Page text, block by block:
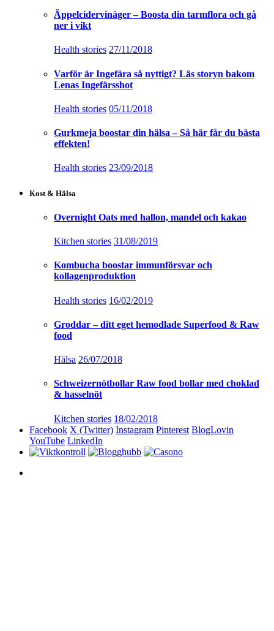
Äppelcidervinäger – Boosta din tarmflora och gå
ner i vikt
Health stories 27/11/2018
Varför är Ingefära så nyttigt? Läs storyn bakom
Lenas Ingefärsshot
Health stories 05/11/2018
Gurkmeja boostar din hälsa – Så här får du bästa
effekten!
Health stories 23/09/2018
Kost & Hälsa
Overnight Oats med hallon, mandel och kakao
Kitchen stories 31/08/2019
Kombucha boostar immunförsvar och
kollagenproduktion
Health stories 16/02/2019
Groddar – ditt eget hemodlade Superfood & Raw
food
Hälsa 26/07/2018
Schweizernötbollar Raw food bollar med choklad
& hasselnöt
Kitchen stories 18/02/2018
Facebook X (Twitter) Instagram Pinterest BlogLovin
YouTube LinkedIn